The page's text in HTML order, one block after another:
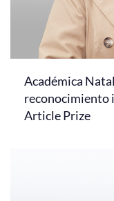
Académica
reconocimiento
Article Prize